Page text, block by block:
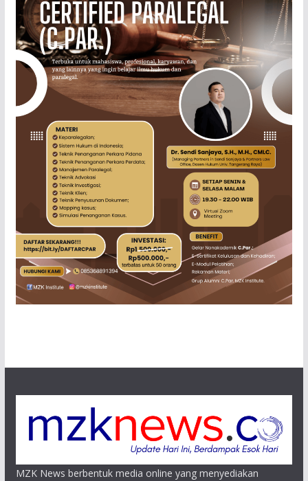
MZK News berbentuk media online yang menyediakan